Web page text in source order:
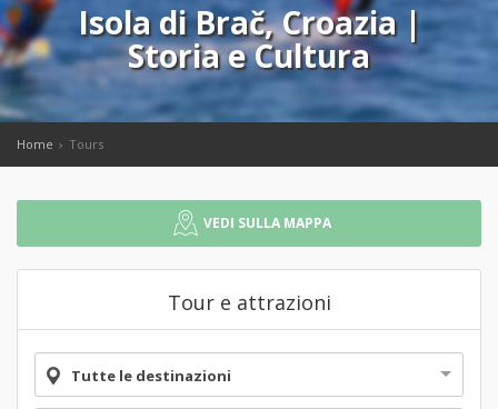
Isola di Brač, Croazia |
Storia e Cultura
Home Tours
VEDI SULLA MAPPA
Tour e attrazioni
Tutte le destinazioni